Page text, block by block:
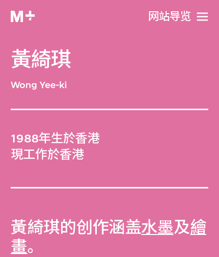
网站导览
黃綺琪
Wong Yee-ki
1988年生於香港
現工作於香港
黃綺琪的创作涵盖水墨及繪
畫。